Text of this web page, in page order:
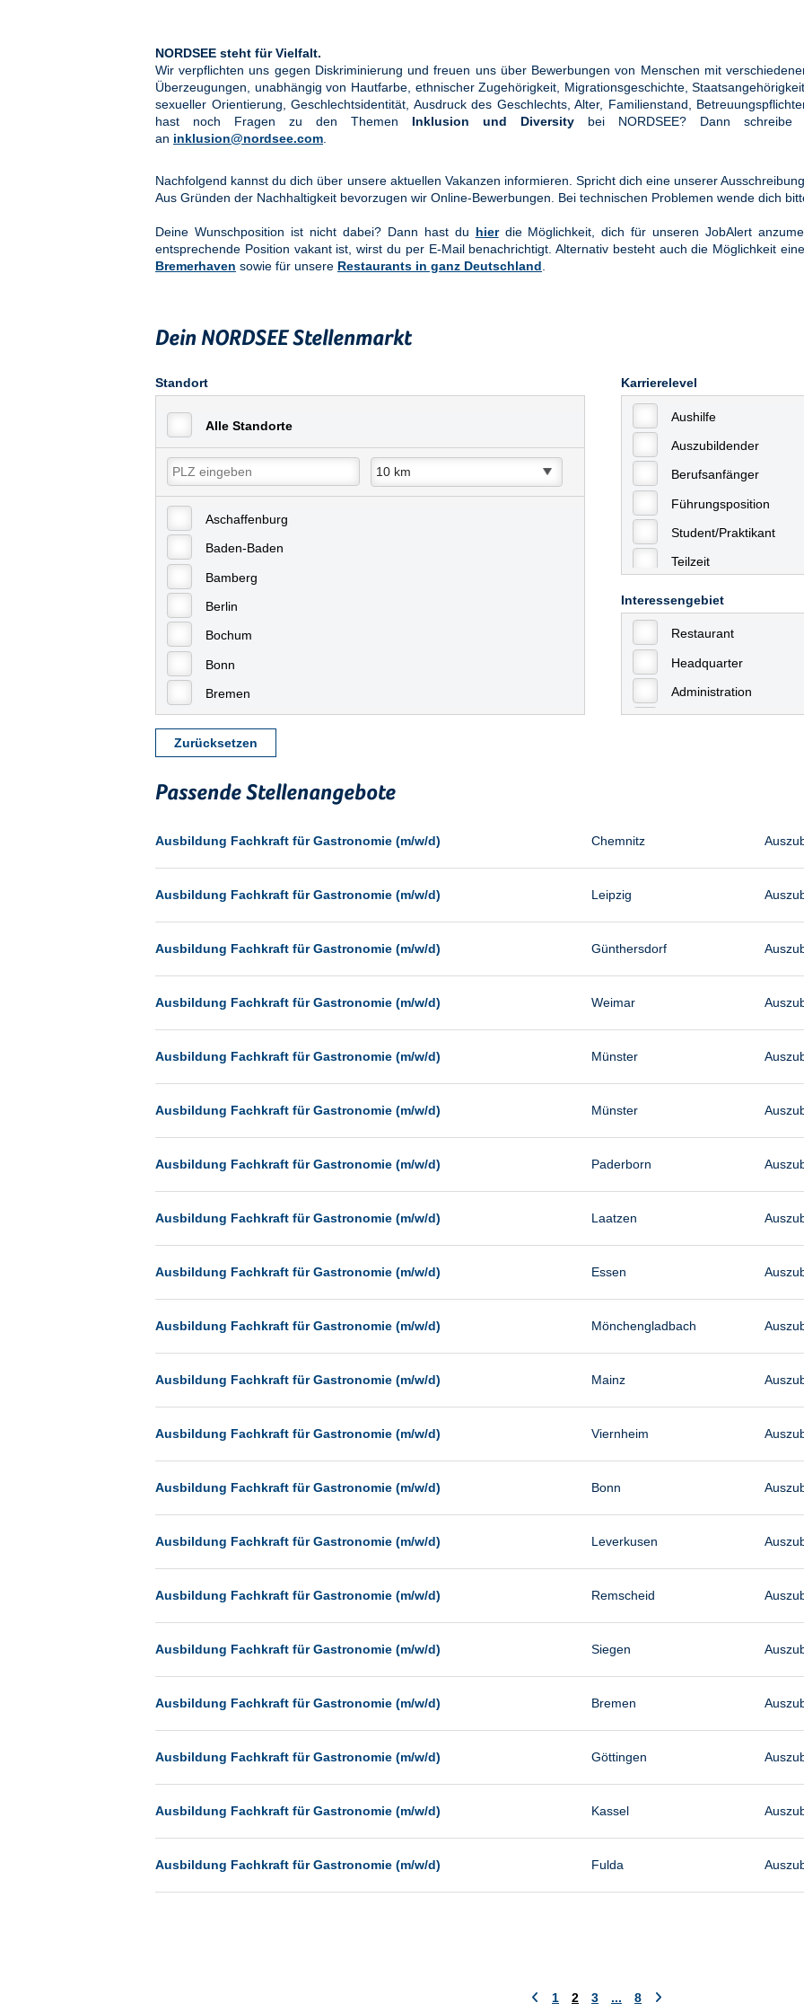
NORDSEE steht für Vielfalt.
Wir verpflichten uns gegen Diskriminierung und freuen uns über Bewerbungen von Menschen mit
Überzeugungen, unabhängig von Hautfarbe, ethnischer Zugehörigkeit, Migrationsgeschichte,
sexueller Orientierung, Geschlechtsidentität, Ausdruck des Geschlechts, Alter, Familienstand,
hast noch Fragen zu den Themen Inklusion und Diversity bei NORDSEE? Dann
an inklusion@nordsee.com
Nachfolgend kannst du dich über unsere aktuellen Vakanzen informieren. Spricht dich eine unserer
Aus Gründen der Nachhaltigkeit bevorzugen wir Online-Bewerbungen. Bei technischen Problemen wende dich
Deine Wunschposition ist nicht dabei? Dann hast du hierdie Möglichkeit, dich für unseren JobAlert
entsprechende Position vakant ist, wirst du per E-Mail benachrichtigt. Alternativ besteht auch die Möglichkeit
Bremerhaven sowie für unsere Restaurants in ganz Deutschland
Dein NORDSEE Stellenmarkt
Standort
Alle Standorte
Aschaffenburg
Baden-Baden
Bamberg
Berlin
Bochum
Bonn
Bremen
Celle
Chemnitz
Dresden
Düsseldorf
Erfurt
Essen
Frankfurt
Freiburg
Hamburg
Hannover
Heilbronn
Hermsdorf
Hildesheim
Ingolstadt
Kassel
Landau
Mainz
Mannheim
Mönchengladbach
München
Münster
Neubrandenburg
Karrierelevel
Aushilfe
Auszubildender
Berufsanfänger
Führungsposition
Student/Praktikant
Teilzeit
Interessengebiet
Restaurant
Headquarter
Administration
Vertrieb
Zurücksetzen
Passende Stellenangebote
Ausbildung Fachkraft für Gastronomie (m/w/d) Chemnitz
Ausbildung Fachkraft für Gastronomie (m/w/d) Leipzig
Ausbildung Fachkraft für Gastronomie (m/w/d) Günthersdorf
Ausbildung Fachkraft für Gastronomie (m/w/d) Weimar
Ausbildung Fachkraft für Gastronomie (m/w/d) Münster
Ausbildung Fachkraft für Gastronomie (m/w/d) Münster
Ausbildung Fachkraft für Gastronomie (m/w/d) Paderborn
Ausbildung Fachkraft für Gastronomie (m/w/d) Laatzen
Ausbildung Fachkraft für Gastronomie (m/w/d) Essen
Ausbildung Fachkraft für Gastronomie (m/w/d) Mönchengladbach
Ausbildung Fachkraft für Gastronomie (m/w/d) Mainz
Ausbildung Fachkraft für Gastronomie (m/w/d) Viernheim
Ausbildung Fachkraft für Gastronomie (m/w/d) Bonn
Ausbildung Fachkraft für Gastronomie (m/w/d) Leverkusen
Ausbildung Fachkraft für Gastronomie (m/w/d) Remscheid
Ausbildung Fachkraft für Gastronomie (m/w/d) Siegen
Ausbildung Fachkraft für Gastronomie (m/w/d) Bremen
Ausbildung Fachkraft für Gastronomie (m/w/d) Göttingen
Ausbildung Fachkraft für Gastronomie (m/w/d) Kassel
Ausbildung Fachkraft für Gastronomie (m/w/d) Fulda
1 2 3 ... 8